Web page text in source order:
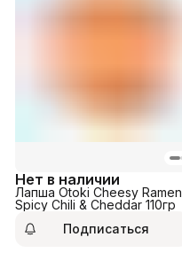
Нет в наличии
Лапша Otoki Cheesy Ramen
Spicy Chili & Cheddar 110гр
Подписаться